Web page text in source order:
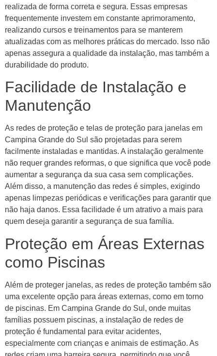
realizada de forma correta e segura. Essas empresas
frequentemente investem em constante aprimoramento,
realizando cursos e treinamentos para se manterem
atualizadas com as melhores práticas do mercado. Isso não
apenas assegura a qualidade da instalação, mas também a
durabilidade do produto.
Facilidade de Instalação e
Manutenção
As redes de proteção e telas de proteção para janelas em
Campina Grande do Sul são projetadas para serem
facilmente instaladas e mantidas. A instalação geralmente
não requer grandes reformas, o que significa que você pode
aumentar a segurança da sua casa sem complicações.
Além disso, a manutenção das redes é simples, exigindo
apenas limpezas periódicas e verificações para garantir que
não haja danos. Essa facilidade é um atrativo a mais para
quem deseja garantir a segurança de sua família.
Proteção em Áreas Externas
como Piscinas
Além de proteger janelas, as redes de proteção também são
uma excelente opção para áreas externas, como em torno
de piscinas. Em Campina Grande do Sul, onde muitas
famílias possuem piscinas, a instalação de redes de
proteção é fundamental para evitar acidentes,
especialmente com crianças e animais de estimação. As